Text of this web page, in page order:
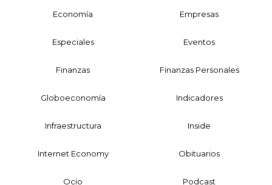
Economía Empresas
Especiales Eventos
Finanzas Finanzas Personales
Globoeconomía Indicadores
Infraestructura Inside
Internet Economy Obituarios
Ocio Podcast